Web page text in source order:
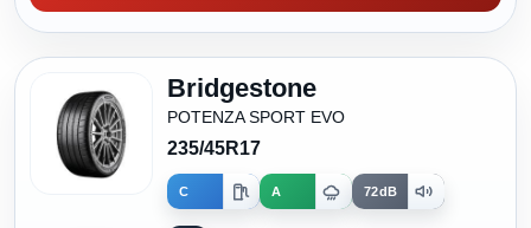
Bridgestone
POTENZA SPORT EVO
235/45R17
C A 72dB